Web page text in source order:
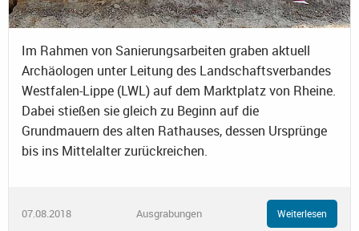
Im Rahmen von Sanierungsarbeiten graben aktuell
Archäologen unter Leitung des Landschaftsverbandes
Westfalen-Lippe (LWL) auf dem Marktplatz von Rheine.
Dabei stießen sie gleich zu Beginn auf die
Grundmauern des alten Rathauses, dessen Ursprünge
bis ins Mittelalter zurückreichen.
07.08.2018 Ausgrabungen Weiterlesen